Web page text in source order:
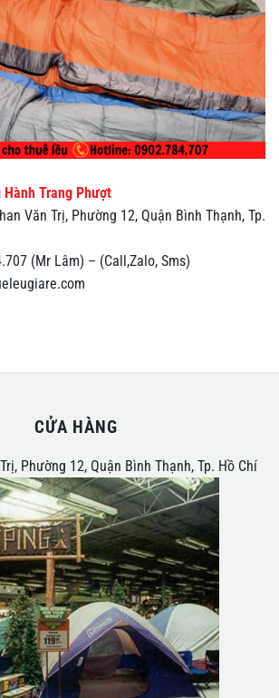
Trang Phượt
Văn Trị, Phường 12, Quận Bình Thạnh, Tp.
(Mr Lâm) – (Call,Zalo, Sms)
CỬA HÀNG
Phường 12, Quận Bình Thạnh, Tp. Hồ Chí